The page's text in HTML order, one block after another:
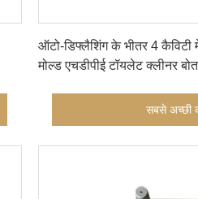
ऑटो-डिफ्लैशिंग के भीतर 4 कैविटी
मोल्ड एचडीपीई टॉयलेट क्लीनर
सबसे अच्छी